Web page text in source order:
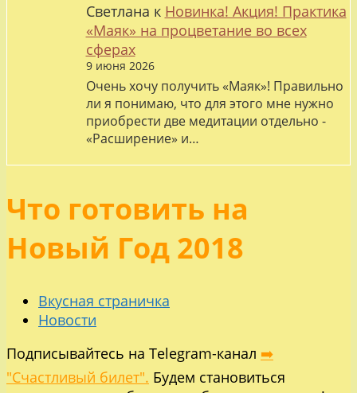
Светлана к Новинка! Акция! Практика
«Маяк» на процветание во всех
сферах
9 июня 2026
Очень хочу получить «Маяк»! Правильно
ли я понимаю, что для этого мне нужно
приобрести две медитации отдельно -
«Расширение» и…
Что готовить на
Новый Год 2018
Вкусная страничка
Новости
Подписывайтесь на Telegram-канал ➡️
"Счастливый билет". Будем становиться